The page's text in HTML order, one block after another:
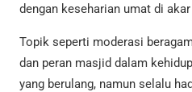
dengan keseharian umat di
Topik seperti moderasi
dan peran masjid dalam
yang berulang, namun selalu